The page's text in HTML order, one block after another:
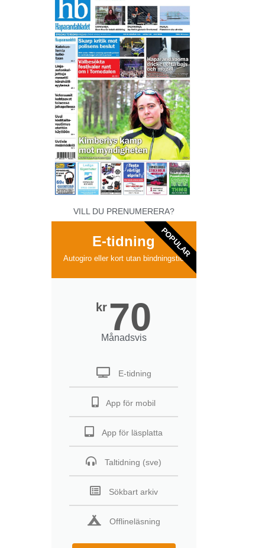
VILL DU PRENUMERERA?
E-tidning
Autogiro eller kort utan bindningstid
kr 70
Månadsvis
E-tidning
App för mobil
App för läsplatta
Taltidning (sve)
Sökbart arkiv
Offlineläsning
POPULAR